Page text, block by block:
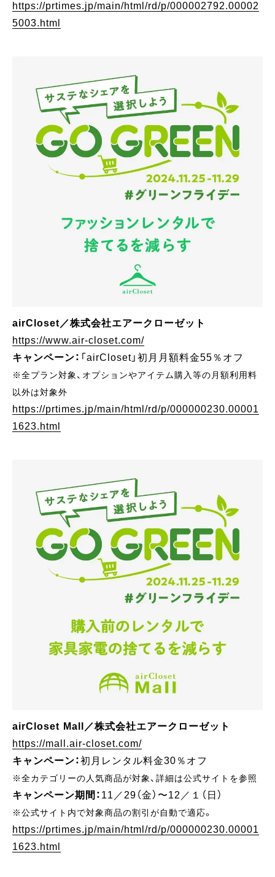
https://prtimes.jp/main/html/rd/p/000002792.00002
5003.html
airCloset／株式会社エアークローゼット
https://www.air-closet.com/
キャンペーン： 「airCloset」初月月額料金55％オフ
※全プラン対象、オプションやアイテム購入等の月額利用料
以外は対象外
https://prtimes.jp/main/html/rd/p/000000230.00001
1623.html
airCloset Mall／株式会社エアークローゼット
https://mall.air-closet.com/
キャンペーン：初月レンタル料金30％オフ
※全カテゴリーの人気商品が対象、詳細は公式サイトを参照
キャンペーン期間： 11／29（金）〜12／１（日）
※公式サイト内で対象商品の割引が自動で適応。
https://prtimes.jp/main/html/rd/p/000000230.00001
1623.html